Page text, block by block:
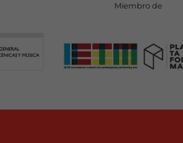
Miembro de